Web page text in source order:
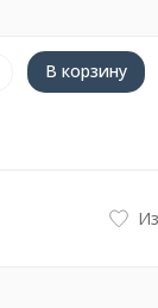
В корзину